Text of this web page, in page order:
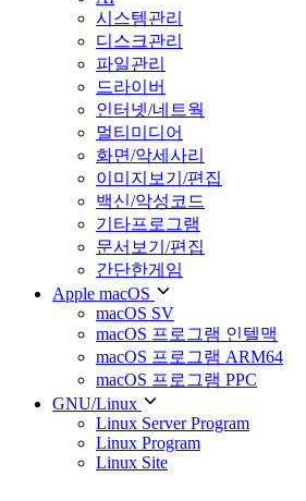
시스템관리
디스크관리
파일관리
드라이버
인터넷/네트웍
멀티미디어
화면/악세사리
이미지보기/편집
백신/악성코드
기타프로그램
문서보기/편집
간단한게임
Apple macOS
macOS SV
macOS 프로그램 인텔맥
macOS 프로그램 ARM64
macOS 프로그램 PPC
GNU/Linux
Linux Server Program
Linux Program
Linux Site